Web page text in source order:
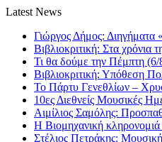
Latest News
Γιώργος Δήμος: Διηγήματα
Βιβλιοκριτική: Στα χρόνια
Τι θα δούμε την Πέμπτη (6/
Βιβλιοκριτική: Υπόθεση
Το Πάρτυ Γενεθλίων –
10ες Διεθνείς Μουσικές
Αιμίλιος Σαμόλης:
Η Βιομηχανική κληρονομιά
Στέλιος Πετράκης: